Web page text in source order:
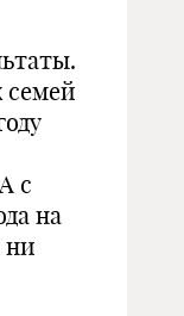
семей
с
на
ни